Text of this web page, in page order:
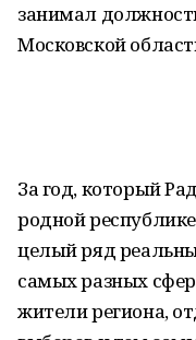
занимал
Московской
За год, который
родной
целый ряд
самых разных
жители региона,